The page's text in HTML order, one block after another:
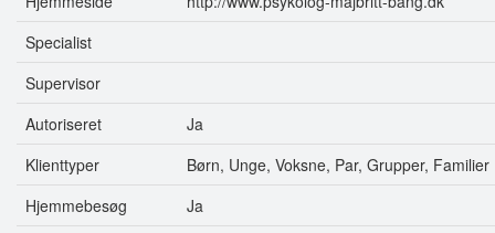
Specialist
Supervisor
Autoriseret
Ja
Klienttyper
Børn, Unge, Voksne, Par, Grupper, Familier
Hjemmebesøg
Ja